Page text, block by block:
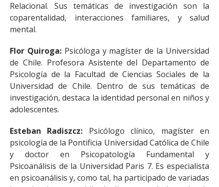
Relacional. Sus temáticas de investigación son la
coparentalidad, interacciones familiares, y salud
mental.
Flor Quiroga:Psicóloga y magíster de la Universidad
de Chile. Profesora Asistente del Departamento de
Psicología de la Facultad de Ciencias Sociales de la
Universidad de Chile. Dentro de sus temáticas de
investigación, destaca la identidad personal en niños y
adolescentes.
Esteban Radiszcz: Psicólogo clínico, magíster en
psicología de la Pontificia Universidad Católica de Chile
y doctor en Psicopatología Fundamental y
Psicoanálisis de la Universidad Paris 7. Es especialista
en psicoanálisis y, como tal, ha participado de variadas